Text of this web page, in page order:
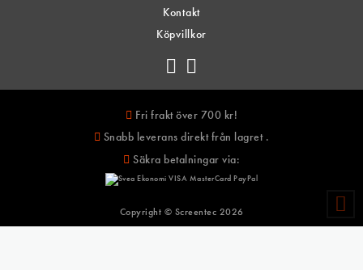
Kontakt
Köpvillkor
Fri frakt över 700 kr!
Snabb leverans direkt från lagret .
Säkra betalningar via:
Copyright © Screentec 2026